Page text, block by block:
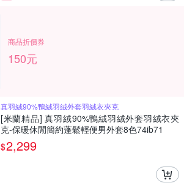
商品折價券
150元
真羽絨90%鴨絨羽絨外套羽絨衣夾克
[米蘭精品] 真羽絨90%鴨絨羽絨外套羽絨衣夾
克-保暖休閒簡約蓬鬆輕便男外套8色74ib71
$2,299